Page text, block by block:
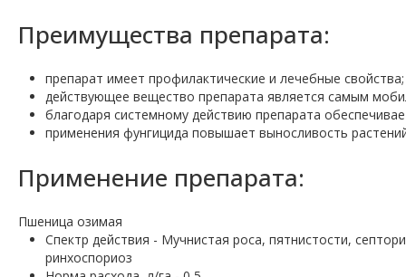
Преимущества препарата:
препарат имеет профилактические и лечебные
действующее вещество препарата является самым
благодаря системному действию препарата
применения фунгицида повышает выносливость
Применение препарата:
Пшеница озимая
Спектр действия - Мучнистая роса, пятнистости,
ринхоспориоз